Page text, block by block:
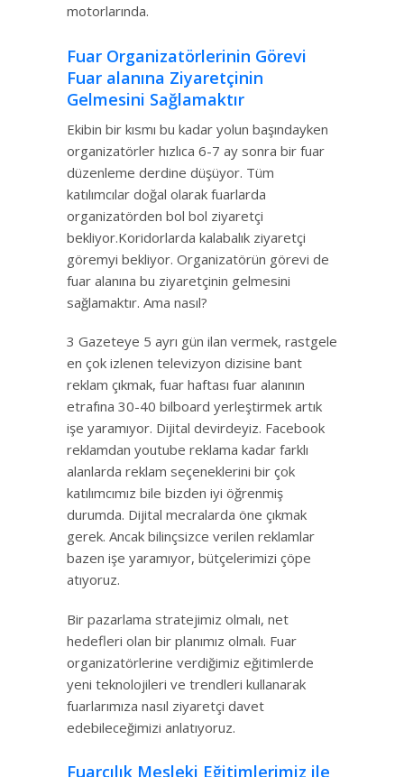
motorlarında.
Fuar Organizatörlerinin Görevi
Fuar alanına Ziyaretçinin
Gelmesini Sağlamaktır
Ekibin bir kısmı bu kadar yolun başındayken
organizatörler hızlıca 6-7 ay sonra bir fuar
düzenleme derdine düşüyor. Tüm
katılımcılar doğal olarak fuarlarda
organizatörden bol bol ziyaretçi
bekliyor.Koridorlarda kalabalık ziyaretçi
göremyi bekliyor. Organizatörün görevi de
fuar alanına bu ziyaretçinin gelmesini
sağlamaktır. Ama nasıl?
3 Gazeteye 5 ayrı gün ilan vermek, rastgele
en çok izlenen televizyon dizisine bant
reklam çıkmak, fuar haftası fuar alanının
etrafına 30-40 bilboard yerleştirmek artık
işe yaramıyor. Dijital devirdeyiz. Facebook
reklamdan youtube reklama kadar farklı
alanlarda reklam seçeneklerini bir çok
katılımcımız bile bizden iyi öğrenmiş
durumda. Dijital mecralarda öne çıkmak
gerek. Ancak bilinçsizce verilen reklamlar
bazen işe yaramıyor, bütçelerimizi çöpe
atıyoruz.
Bir pazarlama stratejimiz olmalı, net
hedefleri olan bir planımız olmalı. Fuar
organizatörlerine verdiğimiz eğitimlerde
yeni teknolojileri ve trendleri kullanarak
fuarlarımıza nasıl ziyaretçi davet
edebileceğimizi anlatıyoruz.
Fuarcılık Mesleki Eğitimlerimiz ile